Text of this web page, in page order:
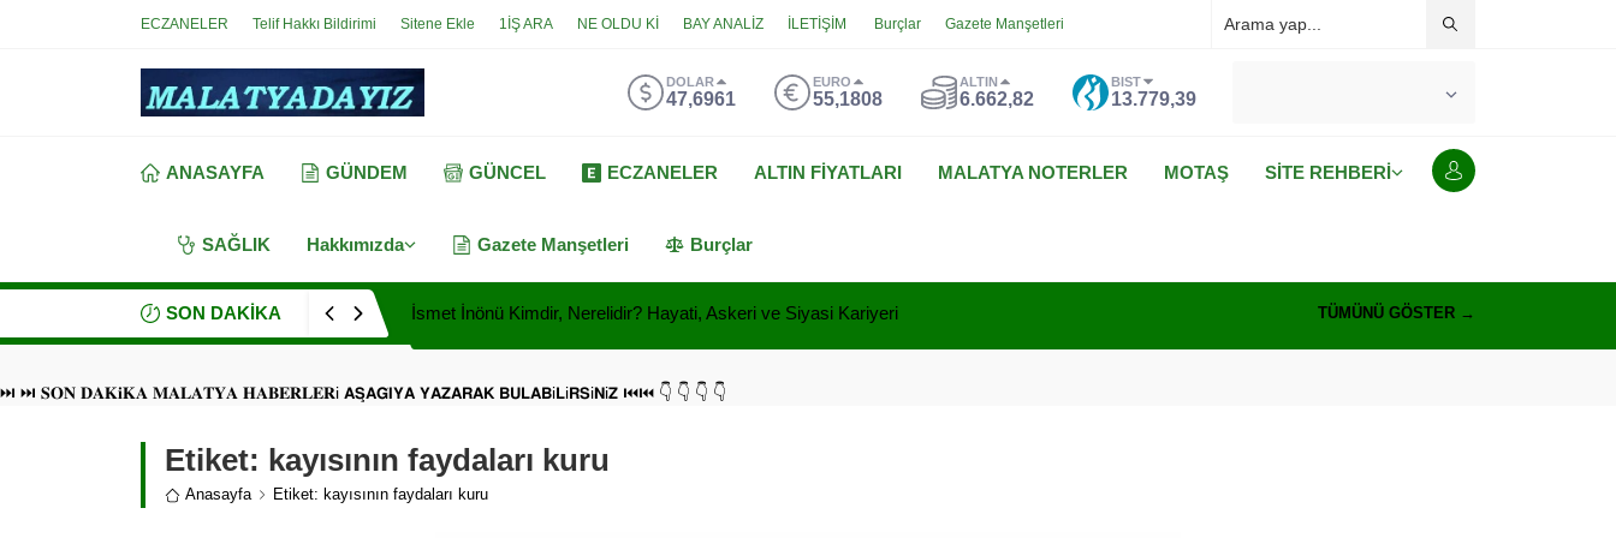
ECZANELER Telif Hakkı Bildirimi Sitene Ekle 1İŞ ARA NE OLDU Kİ BAY ANALİZ İLETİŞİM Burçlar Gazete Manşetleri
DOLAR
47,6961
EURO
55,1808
ALTIN
6.662,82
BIST
13.779,39
ANASAYFA GÜNDEM GÜNCEL ECZANELER ALTIN FİYATLARI MALATYA NOTERLER MOTAŞ SİTE REHBERİ
SAĞLIK Hakkımızda Gazete Manşetleri Burçlar
SON DAKİKA İsmet İnönü Kimdir, Nerelidir? Hayati, Askeri ve Siyasi Kariyeri TÜMÜNÜ GÖSTER →
⏭ ⏭ 𝐒𝐎𝐍 𝐃𝐀𝐊𝐢𝐊𝐀 𝐌𝐀𝐋𝐀𝐓𝐘𝐀 𝐇𝐀𝐁𝐄𝐑𝐋𝐄𝐑i 𝗔𝗦̧𝗔𝗚̆𝗜𝗬𝗔 𝗬𝗔𝗭𝗔𝗥𝗔𝗞 𝗕𝗨𝗟𝗔𝗕i𝗟i𝗥𝗦i𝗡i𝗭 ⏮⏮ 👇 👇 👇 👇
Etiket: kayısının faydaları kuru
Anasayfa Etiket: kayısının faydaları kuru